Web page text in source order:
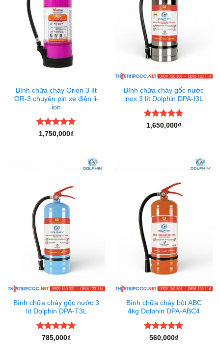
Bình chữa cháy Orion 3 lít
OR-3 chuyên pin xe điện li-
ion
Được xếp
1,750,000₫
Bình chữa cháy gốc nước
inox 3 lít Dolphin DPA-I3L
Được xếp
1,650,000₫
Bình chữa cháy gốc nước 3
lít Dolphin DPA-T3L
Được xếp
785,000₫
Bình chữa cháy bột ABC
4kg Dolphin DPA-ABC4
Được xếp
560,000₫